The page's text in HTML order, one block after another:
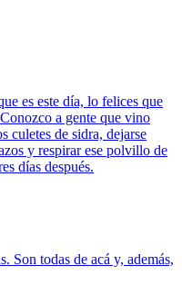
es este día, lo felices que
a gente que vino
culetes de sidra, dejarse
y respirar ese polvillo de
días después.
Son todas de acá y, además,